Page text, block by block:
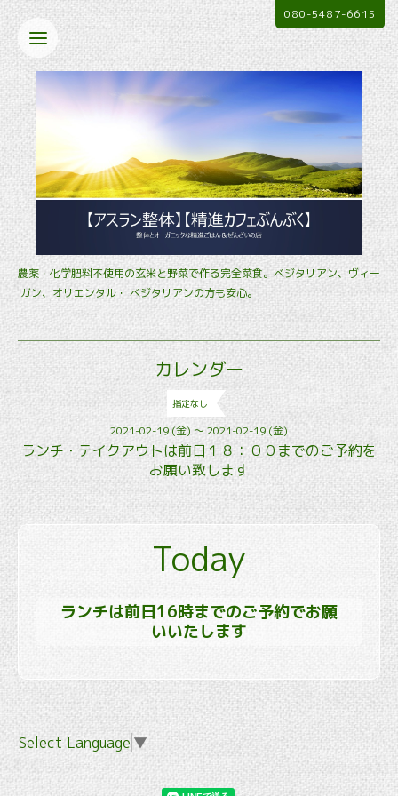
農薬・化学肥料不使用の玄米と野菜で作る完全菜食。ベジタリアン、ヴィー
ガン、オリエンタル・ ベジタリアンの方も安心。
080-5487-6615
カレンダー
指定なし
2021-02-19 (金) ～ 2021-02-19 (金)
ランチ・テイクアウトは前日１８：００までのご予約を
お願い致します
Today
ランチは前日16時までのご予約でお願
いいたします
Select Language ▼